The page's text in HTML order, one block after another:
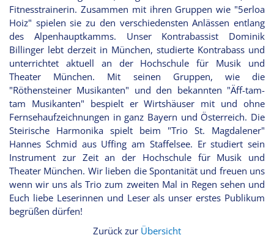
Fitnesstrainerin. Zusammen mit ihren Gruppen wie "5erloa
Hoiz" spielen sie zu den verschiedensten Anlässen entlang
des Alpenhauptkamms. Unser Kontrabassist Dominik
Billinger lebt derzeit in München, studierte Kontrabass und
unterrichtet aktuell an der Hochschule für Musik und
Theater München. Mit seinen Gruppen, wie die
"Röthensteiner Musikanten" und den bekannten "Äff-tam-
tam Musikanten" bespielt er Wirtshäuser mit und ohne
Fernsehaufzeichnungen in ganz Bayern und Österreich. Die
Steirische Harmonika spielt beim "Trio St. Magdalener"
Hannes Schmid aus Uffing am Staffelsee. Er studiert sein
Instrument zur Zeit an der Hochschule für Musik und
Theater München. Wir lieben die Spontanität und freuen uns
wenn wir uns als Trio zum zweiten Mal in Regen sehen und
Euch liebe Leserinnen und Leser als unser erstes Publikum
begrüßen dürfen!
Zurück zur Übersicht